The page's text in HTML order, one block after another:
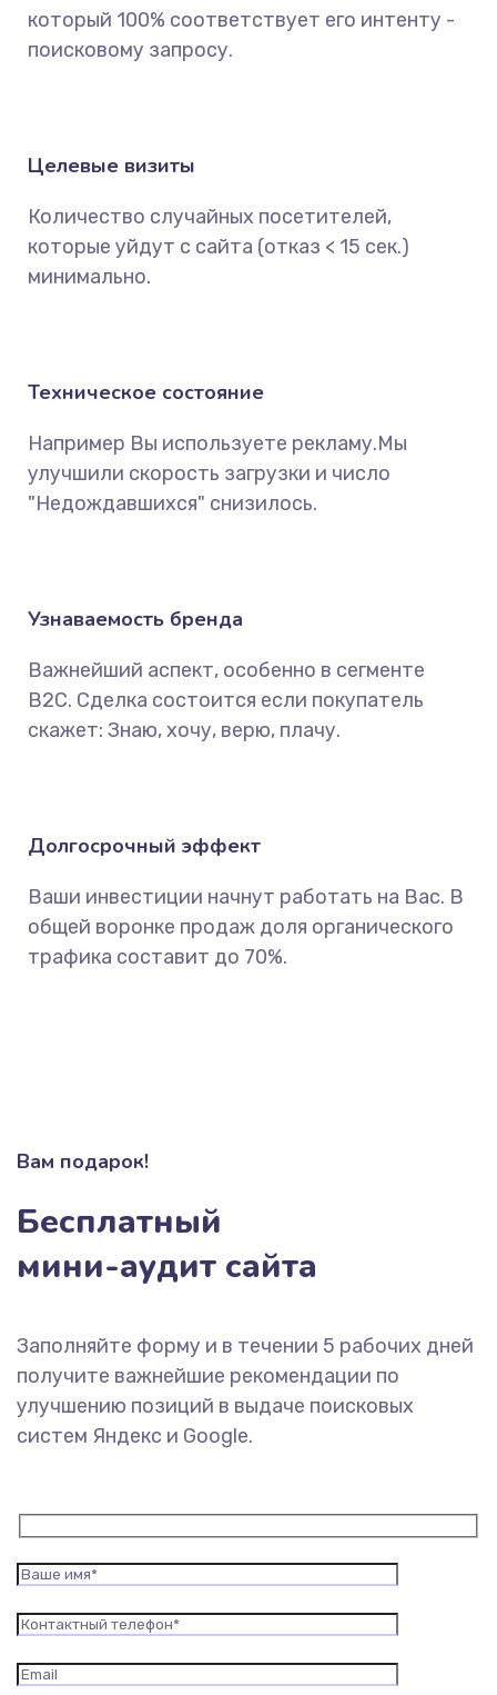
который 100% соответствует его интенту -
поисковому запросу.
Целевые визиты
Количество случайных посетителей,
которые уйдут с сайта (отказ < 15 сек.)
минимально.
Техническое состояние
Например Вы используете рекламу.Мы
улучшили скорость загрузки и число
"Недождавшихся" снизилось.
Узнаваемость бренда
Важнейший аспект, особенно в сегменте
B2C. Сделка состоится если покупатель
скажет: Знаю, хочу, верю, плачу.
Долгосрочный эффект
Ваши инвестиции начнут работать на Вас. В
общей воронке продаж доля органического
трафика составит до 70%.
Вам подарок!
Бесплатный
мини-аудит сайта
Заполняйте форму и в течении 5 рабочих дней
получите важнейшие рекомендации по
улучшению позиций в выдаче поисковых
систем Яндекс и Google.